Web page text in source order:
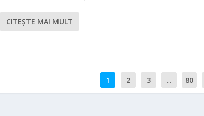
CITEŞTE MAI MULT
1 2 3 ... 80